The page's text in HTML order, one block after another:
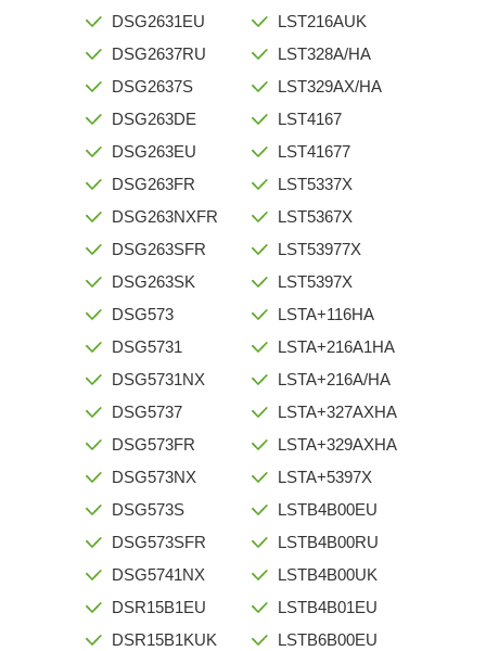
DSG2631EU
DSG2637RU
DSG2637S
DSG263DE
DSG263EU
DSG263FR
DSG263NXFR
DSG263SFR
DSG263SK
DSG573
DSG5731
DSG5731NX
DSG5737
DSG573FR
DSG573NX
DSG573S
DSG573SFR
DSG5741NX
DSR15B1EU
DSR15B1KUK
LST216AUK
LST328A/HA
LST329AX/HA
LST4167
LST41677
LST5337X
LST5367X
LST53977X
LST5397X
LSTA+116HA
LSTA+216A1HA
LSTA+216A/HA
LSTA+327AXHA
LSTA+329AXHA
LSTA+5397X
LSTB4B00EU
LSTB4B00RU
LSTB4B00UK
LSTB4B01EU
LSTB6B00EU